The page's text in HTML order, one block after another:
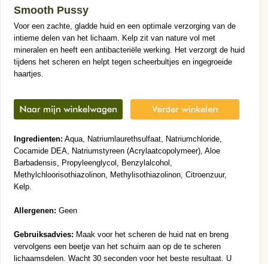
Smooth Pussy
Voor een zachte, gladde huid en een optimale verzorging van de
intieme delen van het lichaam. Kelp zit van nature vol met
mineralen en heeft een antibacteriële werking. Het verzorgt de huid
tijdens het scheren en helpt tegen scheerbultjes en ingegroeide
haartjes.
Ingredienten: Aqua, Natriumlaurethsulfaat, Natriumchloride,
Cocamide DEA, Natriumstyreen (Acrylaatcopolymeer), Aloe
Barbadensis, Propyleenglycol, Benzylalcohol,
Methylchloorisothiazolinon, Methylisothiazolinon, Citroenzuur,
Kelp.
Allergenen: Geen
Gebruiksadvies: Maak voor het scheren de huid nat en breng
vervolgens een beetje van het schuim aan op de te scheren
lichaamsdelen. Wacht 30 seconden voor het beste resultaat. U